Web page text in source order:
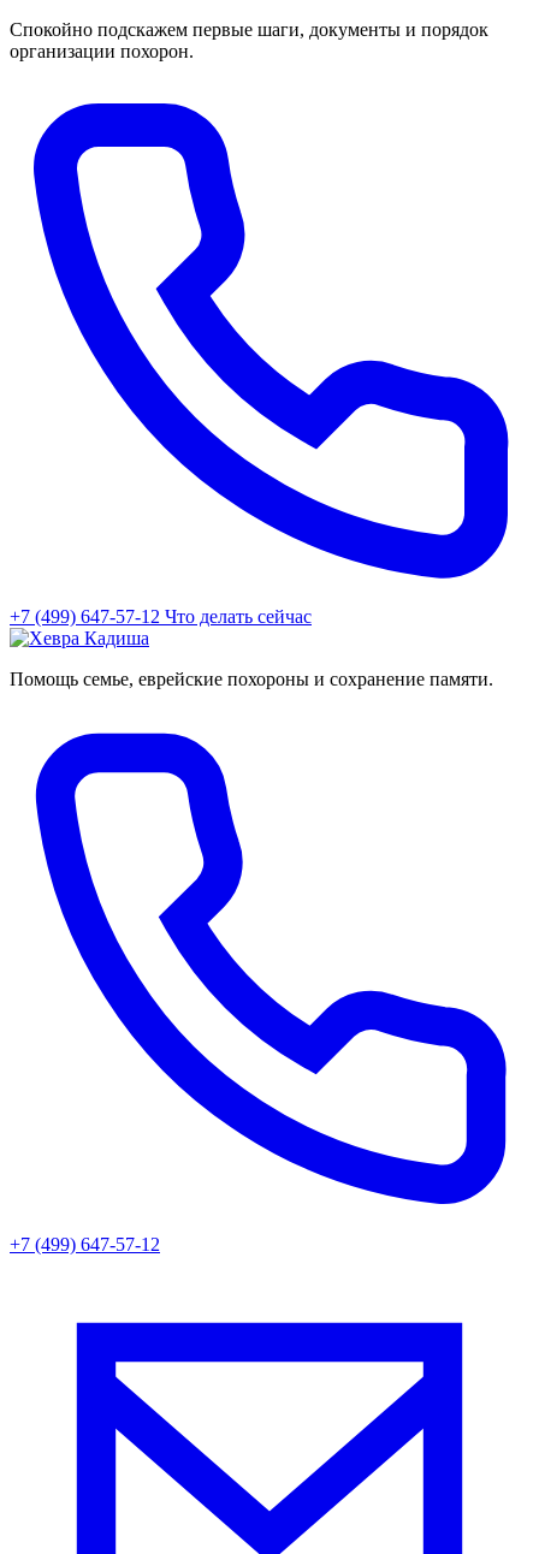
Спокойно подскажем первые шаги, документы и порядок
организации похорон.
+7 (499) 647-57-12 Что делать сейчас
Помощь семье, еврейские похороны и сохранение памяти.
+7 (499) 647-57-12